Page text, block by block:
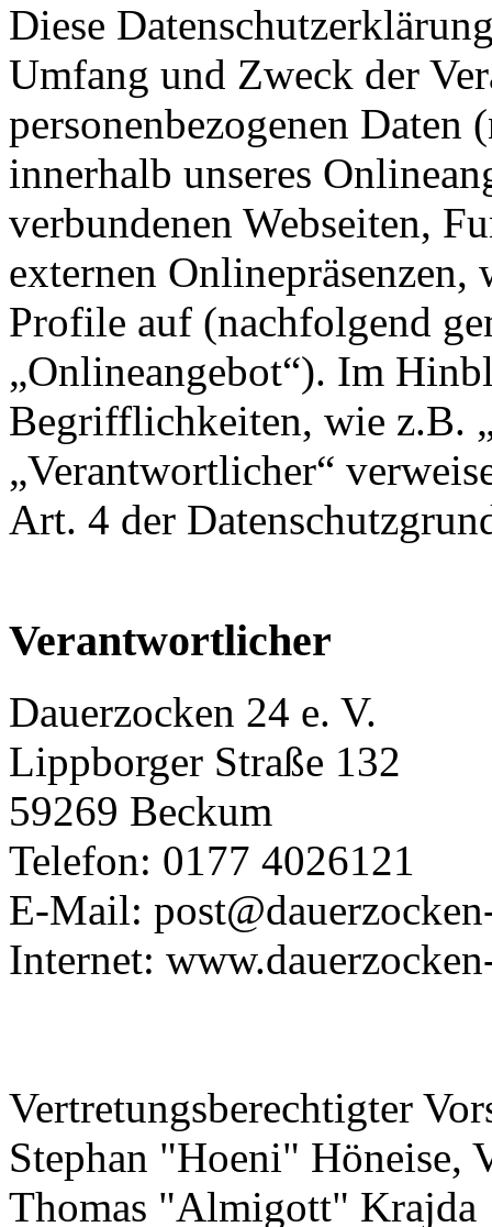
Diese
Umfang und Zweck der
personenbezogenen Daten
innerhalb unseres
verbundenen Webseiten,
externen
Profile auf (nachfolgend
„Onlineangebot“). Im
Begrifflichkeiten, wie z.B.
„Verantwortlicher“
Art. 4 der
Verantwortlicher
Dauerzocken 24 e. V.
Lippborger Straße 132
59269 Beckum
Telefon: 0177 4026121
E-Mail:
Internet:
Vertretungsberechtigter
Stephan "Hoeni" Höneise,
Thomas "Almigott" Krajda